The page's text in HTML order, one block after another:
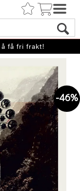
få fri frakt!
46%